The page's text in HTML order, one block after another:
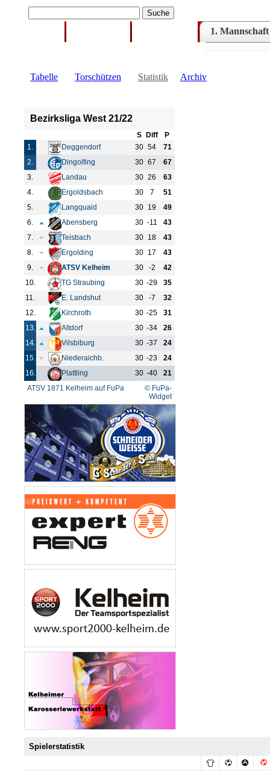
1. Mannschaft
Tabelle Torschützen Statistik Archiv
Bezirksliga West 21/22
S Diff
P
1.
Deggendorf 30 54
71
2.
Dingolfing 30 67
67
3.
Landau 30 26
63
4.
Ergoldsbach 30 7
51
5.
Langquaid 30 19
49
6.
Abensberg 30 -11
43
7.
Teisbach 30 18
43
8.
Ergolding 30 17
43
9.
ATSV Kelheim 30 -2
42
10.
TG Straubing 30 -29
35
11.
E. Landshut 30 -7
32
12.
Kirchroth 30 -25
31
13.
Altdorf 30 -34
26
14.
Vilsbiburg 30 -37
24
15.
Niederaichb. 30 -23
24
16.
Plattling 30 -40
21
ATSV 1871 Kelheim auf FuPa
© FuPa-
Widget
Spielerstatistik